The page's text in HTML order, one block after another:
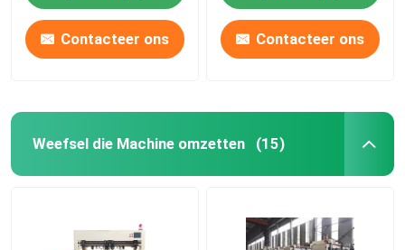
Contacteer ons Contacteer ons
Weefsel die Machine omzetten (15)